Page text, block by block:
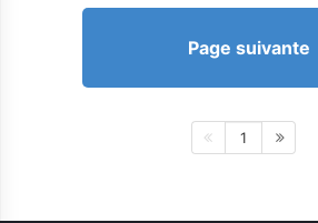
Page suivante
1